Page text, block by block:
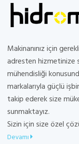
Makinanınız için
adresten hizmetinize
mühendisliği
markalarıyla güçlü
takip ederek size
sunmaktayız.
Sizin için size özel
Devamı